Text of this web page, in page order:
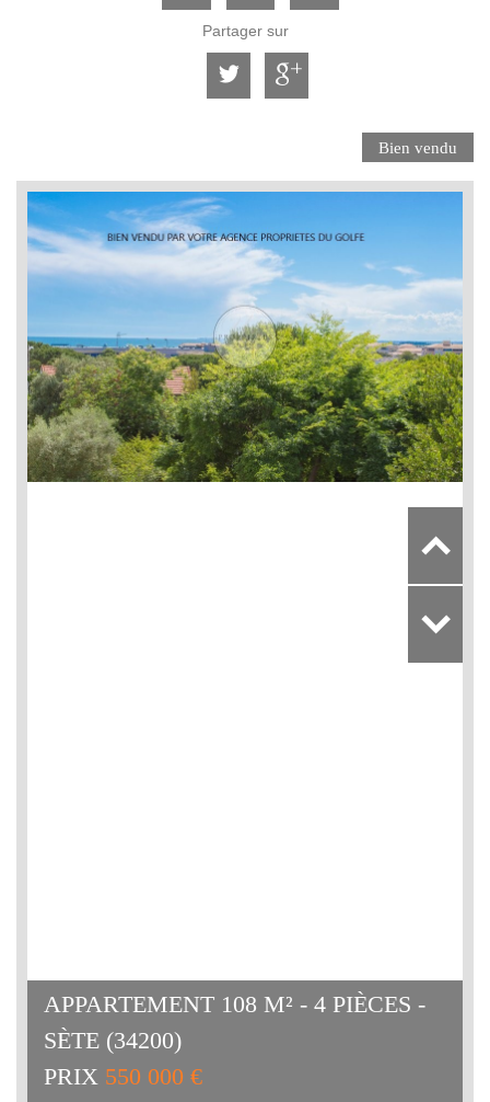
Partager sur
Bien vendu
APPARTEMENT 108 M² - 4 PIÈCES -
SÈTE (34200)
PRIX 550 000 €